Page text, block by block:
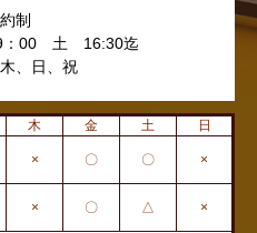
制
：00 土 16:30迄
、日、祝
木 金 土
日
× 〇 〇 ×
× 〇 △ ×